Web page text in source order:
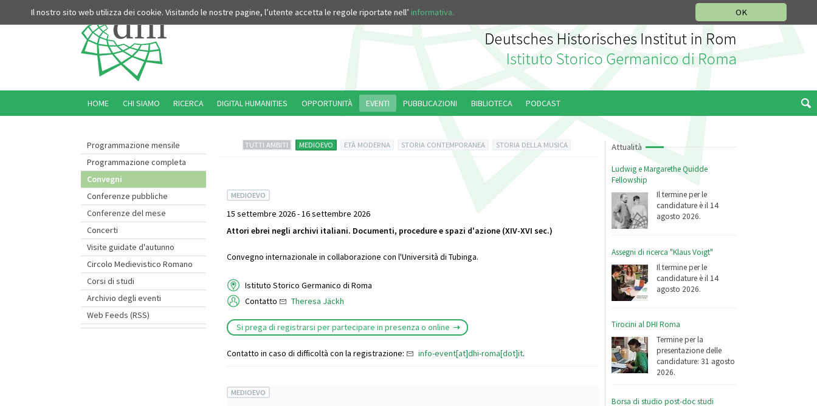
OK
Il nostro sito web utilizza dei cookie. Visitando le nostre pagine, l’utente accetta le regole riportate nell’ informativa.
Programmazione mensile
Programmazione completa
Convegni
Conferenze pubbliche
Conferenze del mese
Concerti
Visite guidate d'autunno
Circolo Medievistico Romano
Corsi di studi
Archivio degli eventi
Web Feeds (RSS)
Attualità
Ludwig e Margarethe Quidde
Fellowship
Il termine per le
candidature è il 14
agosto 2026.
Assegni di ricerca "Klaus Voigt"
Il termine per le
candidature è il 14
agosto 2026.
Tirocini al DHI Roma
Termine per la
presentazione delle
candidature: 31 agosto
2026.
Borsa di studio post-doc studi
TUTTI AMBITI MEDIOEVO ETÀ MODERNA STORIA CONTEMPORANEA STORIA DELLA MUSICA
MEDIOEVO
15 settembre 2026 - 16 settembre 2026
Attori ebrei negli archivi italiani. Documenti, procedure e spazi d'azione (XIV-XVI sec.)
Convegno internazionale in collaborazione con l'Università di Tubinga.
Istituto Storico Germanico di Roma
Contatto
Theresa Jäckh
Si prega di registrarsi per partecipare in presenza o online
Contatto in caso di difficoltà con la registrazione: info-event[at]dhi-roma[dot]it.
MEDIOEVO
HOME CHI SIAMO RICERCA DIGITAL HUMANITIES OPPORTUNITÀ EVENTI PUBBLICAZIONI BIBLIOTECA PODCAST